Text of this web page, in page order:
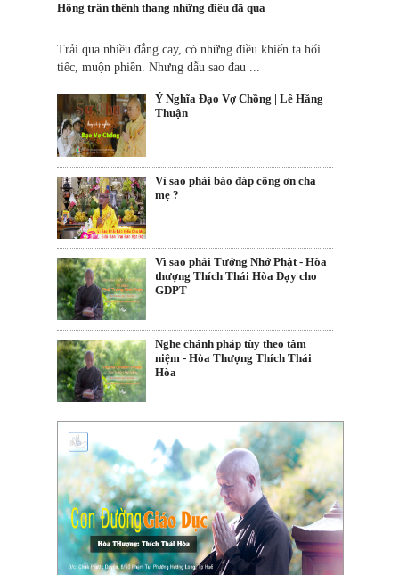
Hồng trần thênh thang những điều đã qua
Trải qua nhiều đắng cay, có những điều khiến ta hối
tiếc, muộn phiền. Nhưng dẫu sao đau ...
Ý Nghĩa Đạo Vợ Chồng | Lễ Hằng
Thuận
Vì sao phải báo đáp công ơn cha
mẹ ?
Vì sao phải Tưởng Nhớ Phật - Hòa
thượng Thích Thái Hòa Dạy cho
GDPT
Nghe chánh pháp tùy theo tâm
niệm - Hòa Thượng Thích Thái
Hòa